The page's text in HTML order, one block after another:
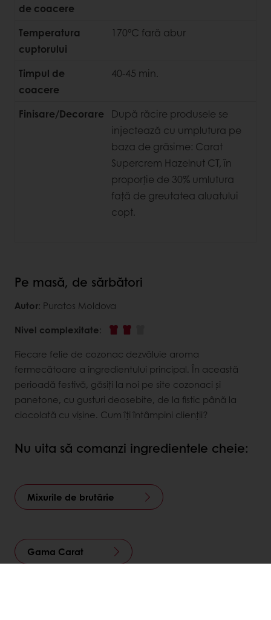
de coacere
Temperatura
cuptorului
170°C fară abur
Timpul de
coacere
40-45 min.
Finisare/Decorare
După răcire produsele se
injectează cu umplutura pe
baza de grăsime: Carat
Supercrem Hazelnut CT, în
proporție de 30% umlutura
față de greutatea aluatului
copt.
Pe masă, de sărbători
Autor: Puratos Moldova
Nivel complexitate:
Fiecare felie de cozonac dezvăluie aroma
fermecătoare a ingredientului principal. În această
perioadă festivă, găsiți la noi pe site cozonaci și
panetone, cu gusturi deosebite, de la fistic până la
ciocolată cu vișine. Cum îți întâmpini clienții?
Nu uita să comanzi ingredientele cheie:
Mixurile de brutărie
Gama Carat